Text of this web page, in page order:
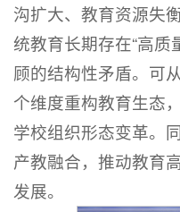
沟扩大、教育资源失
统教育长期存在“高质
顾的结构性矛盾。可
个维度重构教育生态
学校组织形态变革。
产教融合，推动教育
发展。